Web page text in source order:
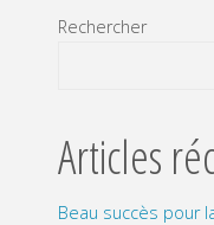
Rechercher
Articles
Beau succès pour